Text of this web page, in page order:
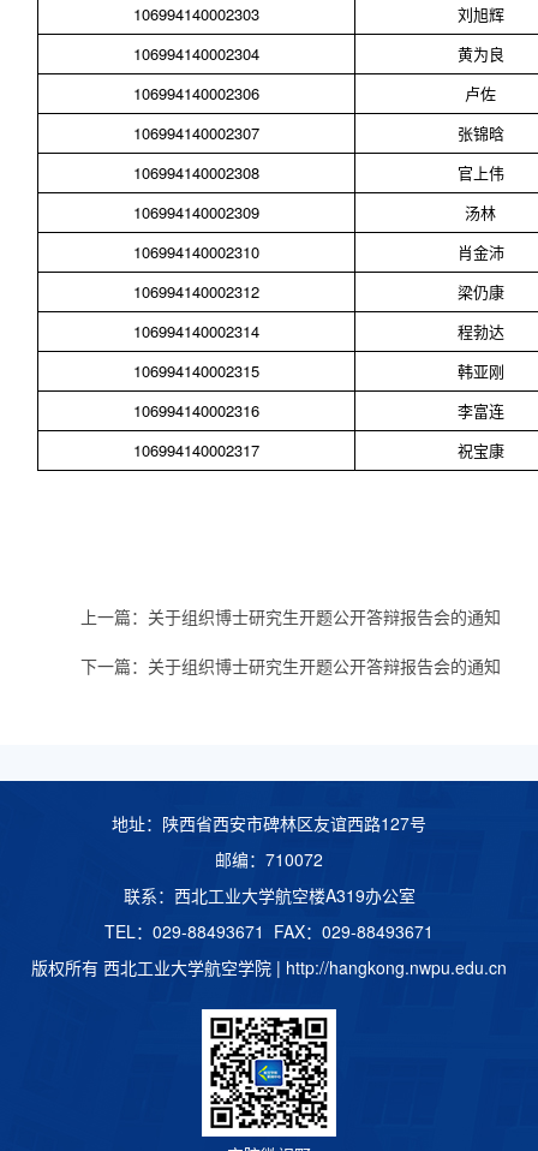
106994140002303
刘旭辉
106994140002304
黄为良
106994140002306
卢佐
106994140002307
张锦晗
106994140002308
官上伟
106994140002309
汤林
106994140002310
肖金沛
106994140002312
梁仍康
106994140002314
程勃达
106994140002315
韩亚刚
106994140002316
李富连
106994140002317
祝宝康
上一篇： 关于组织博士研究生开题公开答辩报告会的通知
下一篇： 关于组织博士研究生开题公开答辩报告会的通知
地址：陕西省西安市碑林区友谊西路127号
邮编：710072
联系：西北工业大学航空楼A319办公室
TEL：029-88493671 FAX：029-88493671
版权所有 西北工业大学航空学院 | http://hangkong.nwpu.edu.cn